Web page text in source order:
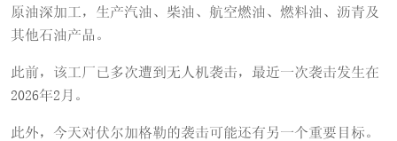
原油深加工，生产汽油、柴油、航空燃油、燃料油、沥青及
其他石油产品。
此前，该工厂已多次遭到无人机袭击，最近一次袭击发生在
2026年2月。
此外，今天对伏尔加格勒的袭击可能还有另一个重要目标。